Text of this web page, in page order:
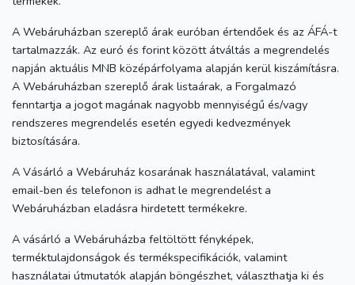
A Webáruházban szereplő árak euróban értendőek és az ÁFÁ-t
tartalmazzák. Az euró és forint között átváltás a megrendelés
napján aktuális MNB középárfolyama alapján kerül kiszámításra.
A Webáruházban szereplő árak listaárak, a Forgalmazó
fenntartja a jogot magának nagyobb mennyiségű és/vagy
rendszeres megrendelés esetén egyedi kedvezmények
biztosítására.
A Vásárló a Webáruház kosarának használatával, valamint
email-ben és telefonon is adhat le megrendelést a
Webáruházban eladásra hirdetett termékekre.
A vásárló a Webáruházba feltöltött fényképek,
terméktulajdonságok és termékspecifikációk, valamint
használatai útmutatók alapján böngészhet, választhatja ki és